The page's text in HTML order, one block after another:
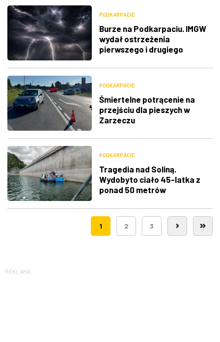
PODKARPACIE
Burze na Podkarpaciu. IMGW
wydał ostrzeżenia
pierwszego i drugiego
PODKARPACIE
Śmiertelne potrącenie na
przejściu dla pieszych w
Zarzeczu
PODKARPACIE
Tragedia nad Soliną.
Wydobyto ciało 45-latka z
ponad 50 metrów
1 2 3
REKLAMA